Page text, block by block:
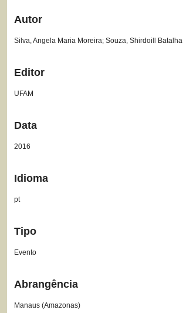
Autor
Silva, Angela Maria Moreira; Souza, Shirdoill Batalha
Editor
UFAM
Data
2016
Idioma
pt
Tipo
Evento
Abrangência
Manaus (Amazonas)